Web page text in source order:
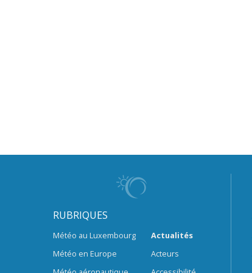
RUBRIQUES
Météo au Luxembourg
Météo en Europe
Actualités
Acteurs